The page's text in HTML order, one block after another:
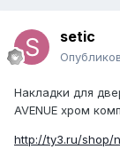
setic
Накладки для
AVENUE хром
http://ty3.ru/shop/